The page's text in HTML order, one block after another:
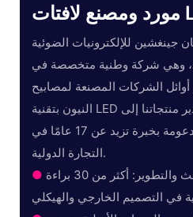
للإلكترونيات الضوئية
المحدودة عام 2006، وهي شركة وطنية متخصصة في
أوائل الشركات المصنعة لمصابيح
النيون بتقنية LED في الصين. وقد تم تصدير منتجاتنا إلى
أكثر من 40 دولة، مدعومة بخبرة تزيد عن 17 عامًا في
التجارة الدولية.
●